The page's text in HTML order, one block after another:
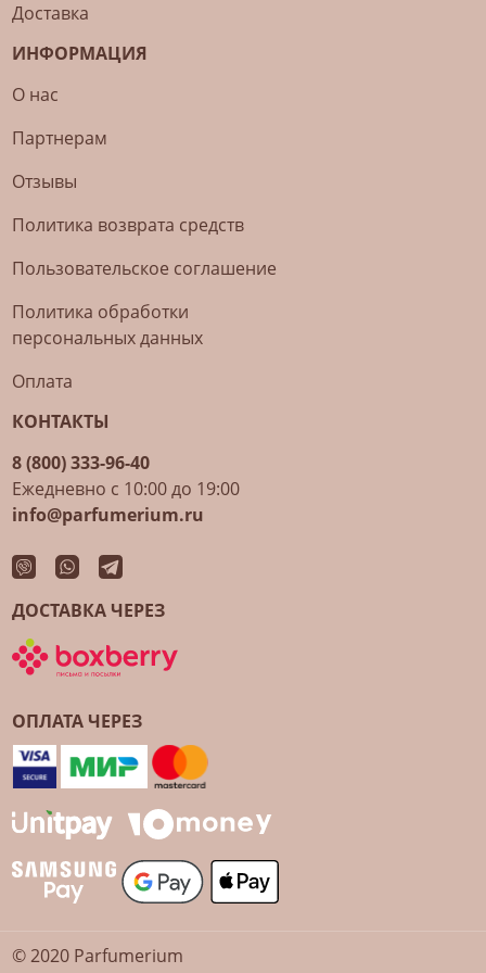
Доставка
ИНФОРМАЦИЯ
О нас
Партнерам
Отзывы
Политика возврата средств
Пользовательское соглашение
Политика обработки
персональных данных
Оплата
КОНТАКТЫ
8 (800) 333-96-40
Ежедневно с 10:00 до 19:00
info@parfumerium.ru
ДОСТАВКА ЧЕРЕЗ
ОПЛАТА ЧЕРЕЗ
© 2020 Parfumerium